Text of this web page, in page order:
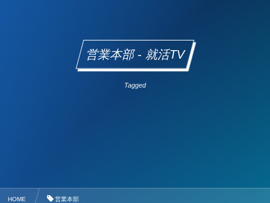
営業本部 - 就活TV
Tagged
HOME 営業本部